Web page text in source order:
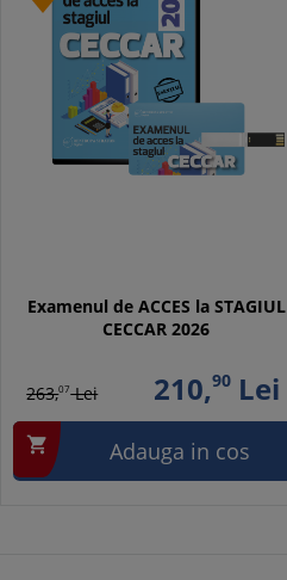
Examenul de ACCES la STAGIUL
CECCAR 2026
263,07Lei 210,90Lei
 Adauga in cos